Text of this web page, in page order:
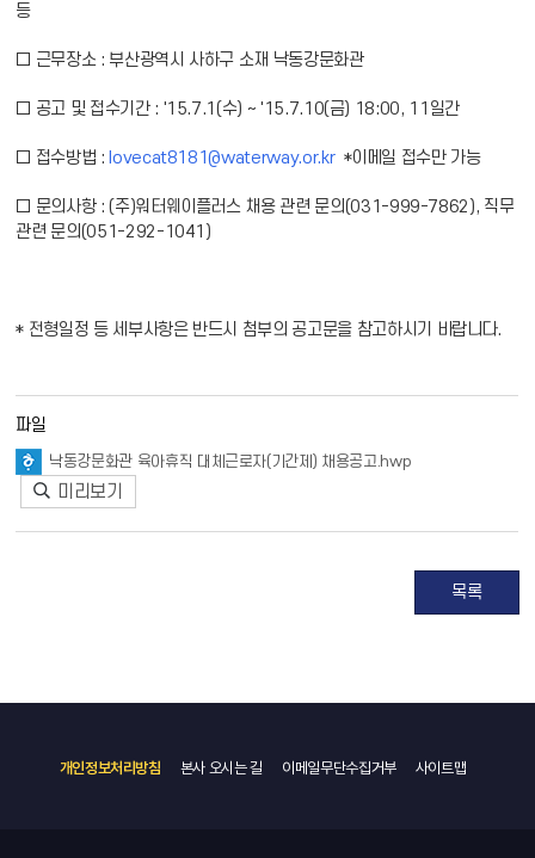
등
□ 근무장소 : 부산광역시 사하구 소재 낙동강문화관
□ 공고 및 접수기간 : '15.7.1(수) ~ '15.7.10(금) 18:00, 11일간
□ 접수방법 : lovecat8181@waterway.or.kr*이메일 접수만 가능
□ 문의사항 : (주)워터웨이플러스 채용 관련 문의(031-999-7862), 직무
관련 문의(051-292-1041)
* 전형일정 등 세부사항은 반드시 첨부의 공고문을 참고하시기 바랍니다.
파일
낙동강문화관 육아휴직 대체근로자(기간제) 채용공고.hwp
미리보기
목록
개인정보처리방침 본사 오시는 길 이메일무단수집거부 사이트맵